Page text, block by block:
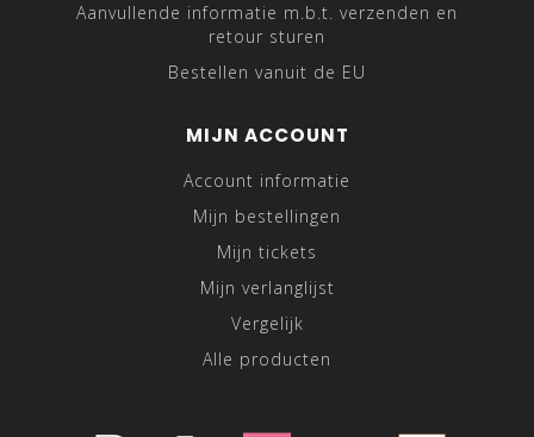
Aanvullende informatie m.b.t. verzenden en
retour sturen
Bestellen vanuit de EU
MIJN ACCOUNT
Account informatie
Mijn bestellingen
Mijn tickets
Mijn verlanglijst
Vergelijk
Alle producten